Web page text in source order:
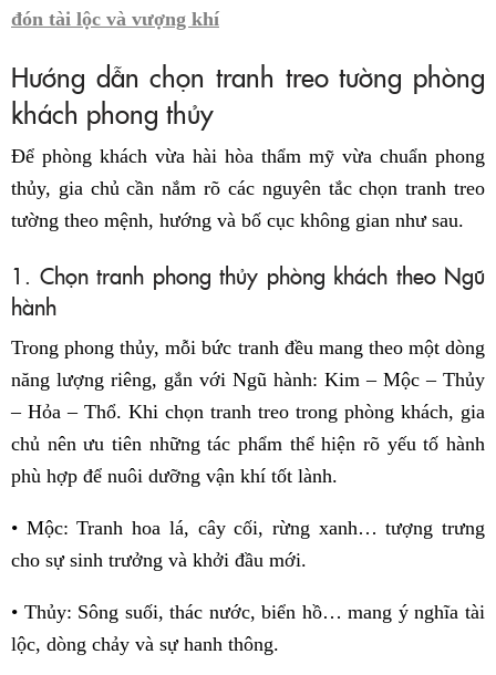
đón tài lộc và vượng khí
Hướng dẫn chọn tranh treo tường phòng
khách phong thủy
Để phòng khách vừa hài hòa thẩm mỹ vừa chuẩn phong
thủy, gia chủ cần nắm rõ các nguyên tắc chọn tranh treo
tường theo mệnh, hướng và bố cục không gian như sau.
1. Chọn tranh phong thủy phòng khách theo Ngũ
hành
Trong phong thủy, mỗi bức tranh đều mang theo một dòng
năng lượng riêng, gắn với Ngũ hành: Kim – Mộc – Thủy
– Hỏa – Thổ. Khi chọn tranh treo trong phòng khách, gia
chủ nên ưu tiên những tác phẩm thể hiện rõ yếu tố hành
phù hợp để nuôi dưỡng vận khí tốt lành.
• Mộc: Tranh hoa lá, cây cối, rừng xanh… tượng trưng
cho sự sinh trưởng và khởi đầu mới.
• Thủy: Sông suối, thác nước, biển hồ… mang ý nghĩa tài
lộc, dòng chảy và sự hanh thông.